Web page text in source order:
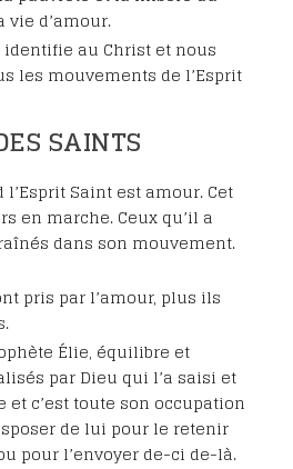
vie d’amour.
au Christ et nous
les mouvements de l’Esprit
SAINTS
Saint est amour. Cet
en marche. Ceux qu’il a
dans son mouvement.
pris par l’amour, plus ils
Élie, équilibre et
par Dieu qui l’a saisi et
c’est toute son occupation
de lui pour le retenir
pour l’envoyer de-ci de-là.